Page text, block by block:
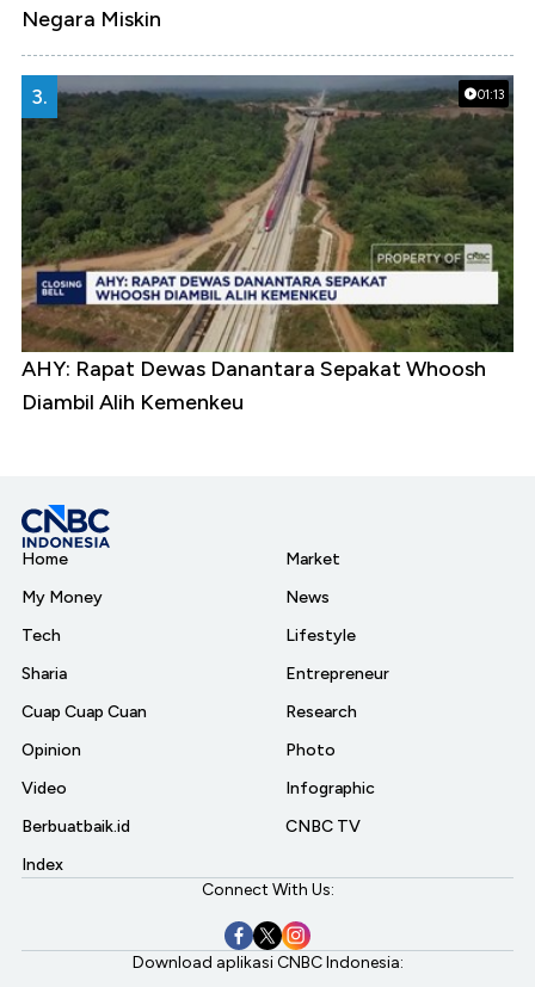
Negara Miskin
01:13
3.
AHY: Rapat Dewas Danantara Sepakat Whoosh
Diambil Alih Kemenkeu
Home
My Money
Tech
Sharia
Cuap Cuap Cuan
Opinion
Video
Berbuatbaik.id
Index
Market
News
Lifestyle
Entrepreneur
Research
Photo
Infographic
CNBC TV
Connect With Us:
Download aplikasi CNBC Indonesia: